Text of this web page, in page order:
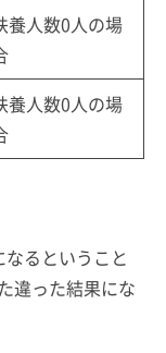
養人数0人の場
養人数0人の場
るということ
違った結果にな